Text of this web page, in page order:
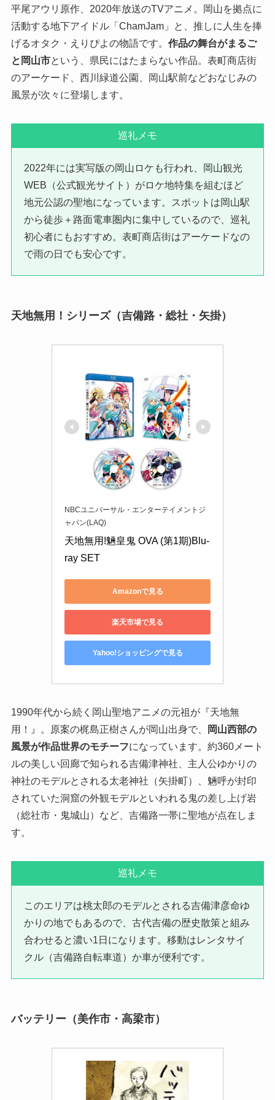
平尾アウリ原作、2020年放送のTVアニメ。岡山を拠点に
活動する地下アイドル「ChamJam」と、推しに人生を捧
げるオタク・えりぴよの物語です。 作品の舞台がまるご
と岡山市という、県民にはたまらない作品。表町商店街
のアーケード、西川緑道公園、岡山駅前などおなじみの
風景が次々に登場します。
巡礼メモ
2022年には実写版の岡山ロケも行われ、岡山観光
WEB（公式観光サイト）がロケ地特集を組むほど
地元公認の聖地になっています。スポットは岡山駅
から徒歩＋路面電車圏内に集中しているので、巡礼
初心者にもおすすめ。表町商店街はアーケードなの
で雨の日でも安心です。
天地無用！シリーズ（吉備路・総社・矢掛）
NBCユニバーサル・エンターテイメントジ
ャパン(LAQ)
天地無用!魎皇鬼 OVA (第1期)Blu-
ray SET
Amazonで見る
楽天市場で見る
Yahoo!ショッピングで見る
1990年代から続く岡山聖地アニメの元祖が『天地無
用！』。原案の梶島正樹さんが岡山出身で、
岡山西部の
風景が作品世界のモチーフになっています。約360メート
ルの美しい回廊で知られる吉備津神社、主人公ゆかりの
神社のモデルとされる太老神社（矢掛町）、魎呼が封印
されていた洞窟の外観モデルといわれる鬼の差し上げ岩
（総社市・鬼城山）など、吉備路一帯に聖地が点在しま
す。
巡礼メモ
このエリアは桃太郎のモデルとされる吉備津彦命ゆ
かりの地でもあるので、古代吉備の歴史散策と組み
合わせると濃い1日になります。移動はレンタサイ
クル（吉備路自転車道）か車が便利です。
バッテリー（美作市・高梁市）